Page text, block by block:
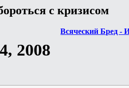
с кризисом
Всяческий Бред -
2008